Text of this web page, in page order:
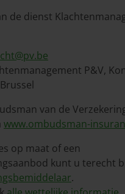
de dienst
P&V,
van de
www.ombudsman-
op maat of een
kunt u terecht
.